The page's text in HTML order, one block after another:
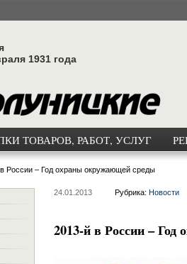
1931 года
ТОВАРОВ, РАБОТ, УСЛУГ
России – Год охраны окружающей среды
24.01.2013 Рубрика: Новости
2013-й в России –